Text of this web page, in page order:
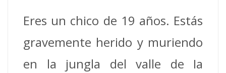
Eres un chico de 19 años. Estás
gravemente herido y muriendo
en la jungla del valle de Ia